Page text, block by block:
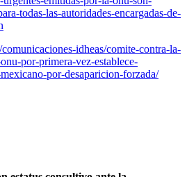
todas-las-autoridades-encargadas-de-
idheas/comite-contra-la-
por-primera-vez-establece-
por-desaparicion-forzada/